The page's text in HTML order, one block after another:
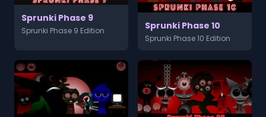
Sprunki Phase 9
Sprunki Phase 9 Edition Sprunki Phase 10
Sprunki Phase 10 Edition